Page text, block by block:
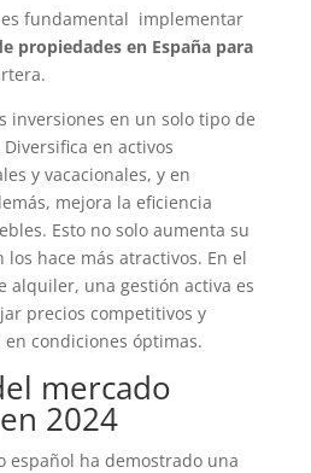
es fundamental implementar
propiedades en España para
inversiones en un solo tipo de
en activos
y vacacionales, y en
mejora la eficiencia
Esto no solo aumenta su
hace más atractivos. En el
alquiler, una gestión activa es
precios competitivos y
condiciones óptimas.
mercado
2024
español ha demostrado una